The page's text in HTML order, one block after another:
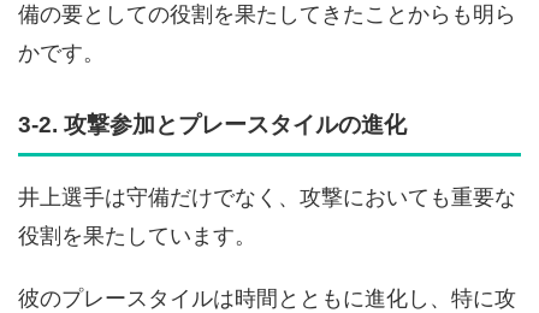
備の要としての役割を果たしてきたことからも明ら
かです。
3-2. 攻撃参加とプレースタイルの進化
井上選手は守備だけでなく、攻撃においても重要な
役割を果たしています。
彼のプレースタイルは時間とともに進化し、特に攻